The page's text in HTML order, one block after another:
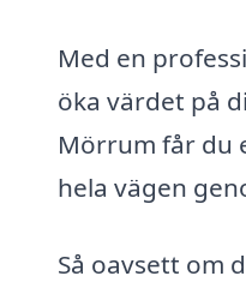
Med en
öka värdet på
Mörrum får du
hela vägen
Så oavsett om